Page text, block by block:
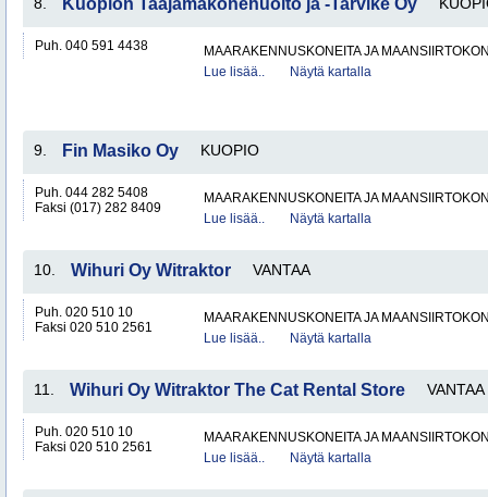
Kuopion Taajamakonehuolto ja -Tarvike Oy
Puh. 040 591 4438
MAARAKENNUSKONEITA JA
Lue lisää..
Näytä kartalla
9. Fin Masiko Oy KUOPIO
Puh. 044 282 5408
Faksi (017) 282 8409
MAARAKENNUSKONEITA JA
Lue lisää..
Näytä kartalla
10. Wihuri Oy Witraktor VANTAA
Puh. 020 510 10
Faksi 020 510 2561
MAARAKENNUSKONEITA JA
Lue lisää..
Näytä kartalla
11. Wihuri Oy Witraktor The Cat Rental Store VANTAA
Puh. 020 510 10
Faksi 020 510 2561
MAARAKENNUSKONEITA JA
Lue lisää..
Näytä kartalla